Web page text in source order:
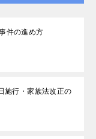
件の進め方
施行・家族法改正の